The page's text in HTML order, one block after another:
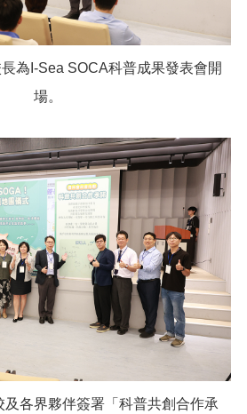
為I-Sea SOCA科普成果發表會開
場。
各界夥伴簽署「科普共創合作承